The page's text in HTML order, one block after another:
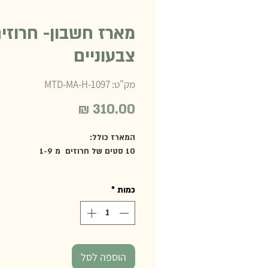
מארז חשבון-
צבעוניים
מק"ט: MTD-MA-H-1097
המארז כולל:
10 סטים של חרוזים מ 1-9
כמות *
הוספה לסל